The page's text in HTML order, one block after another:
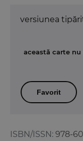
ISBN/ISSN: 978-
versiunea
această carte
Favorit